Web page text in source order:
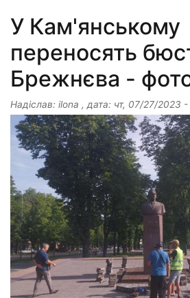
У Кам'янському
переносять
Брежнєва -
Надіслав: ilona , дата: чт, 07/27/2023